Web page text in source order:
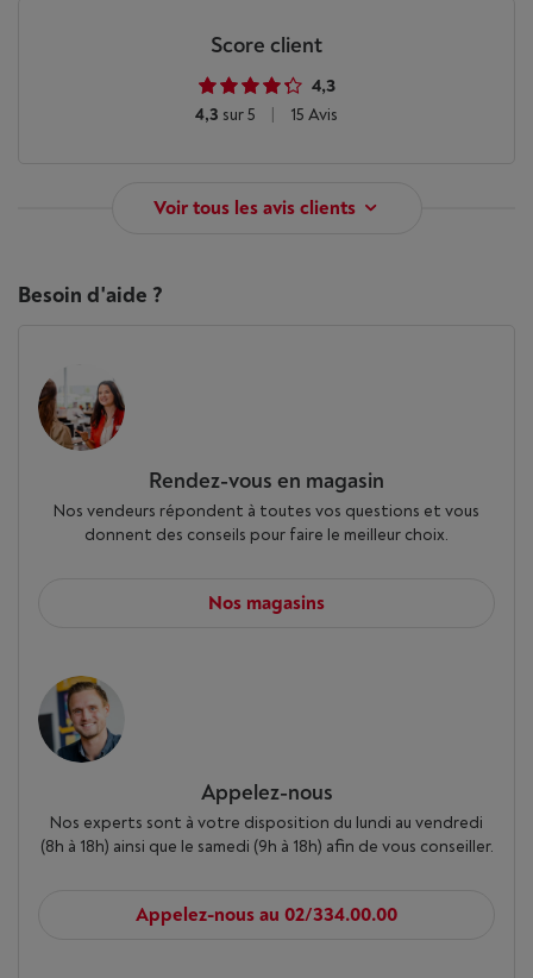
Score client
4,3
4,3 sur 5 15 Avis
Voir tous les avis clients
Besoin d'aide ?
Rendez-vous en magasin
Nos vendeurs répondent à toutes vos questions et vous
donnent des conseils pour faire le meilleur choix.
Nos magasins
Appelez-nous
Nos experts sont à votre disposition du lundi au vendredi
(8h à 18h) ainsi que le samedi (9h à 18h) afin de vous conseiller.
Appelez-nous au 02/334.00.00